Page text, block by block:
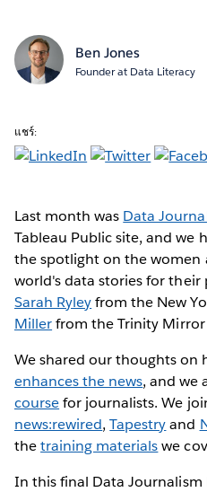
Ben Jones
Founder at Data Literacy
แชร์:
Last month was Data
Tableau Public site, and we
the spotlight on the women
world's data stories for their
Sarah Ryleyfrom the New
Millerfrom the Trinity Mirror
We shared our thoughts on
enhances the news, and we
coursefor journalists. We
news:rewired,Tapestryand
thetraining materialswe
In this final Data